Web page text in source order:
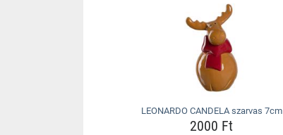
LEONARDO CANDELA szarvas 7cm
2000 Ft